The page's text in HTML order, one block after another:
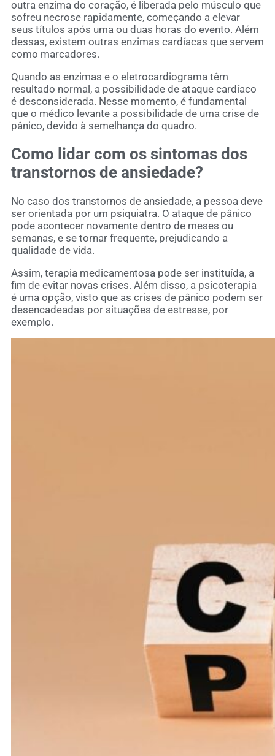
outra enzima do coração, é liberada pelo músculo que
sofreu necrose rapidamente, começando a elevar
seus títulos após uma ou duas horas do evento. Além
dessas, existem outras enzimas cardíacas que servem
como marcadores.
Quando as enzimas e o eletrocardiograma têm
resultado normal, a possibilidade de ataque cardíaco
é desconsiderada. Nesse momento, é fundamental
que o médico levante a possibilidade de uma crise de
pânico, devido à semelhança do quadro.
Como lidar com os sintomas dos
transtornos de ansiedade?
No caso dos transtornos de ansiedade, a pessoa deve
ser orientada por um psiquiatra. O ataque de pânico
pode acontecer novamente dentro de meses ou
semanas, e se tornar frequente, prejudicando a
qualidade de vida.
Assim, terapia medicamentosa pode ser instituída, a
fim de evitar novas crises. Além disso, a psicoterapia
é uma opção, visto que as crises de pânico podem ser
desencadeadas por situações de estresse, por
exemplo.